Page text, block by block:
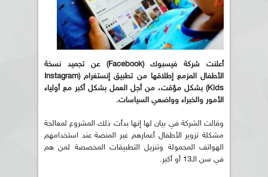
أعلنت شركة فيسبوك (Facebook) عن تجميد نسخة
الأطفال المزمع إطلاقها من تطبيق إنستغرام (Instagram
Kids) بشكل مؤقت، من أجل العمل بشكل أكبر مع أولياء
الأمور والخبراء وواضعي السياسات.
وقالت الشركة في بيان لها إنها بدأت ذلك المشروع لمعالجة
مشكلة تزوير الأطفال أعمارهم عبر المنصة عند استخدامهم
الهواتف المحمولة وتنزيل التطبيقات المخصصة لمن هم
في سن الـ13 أو أكبر.